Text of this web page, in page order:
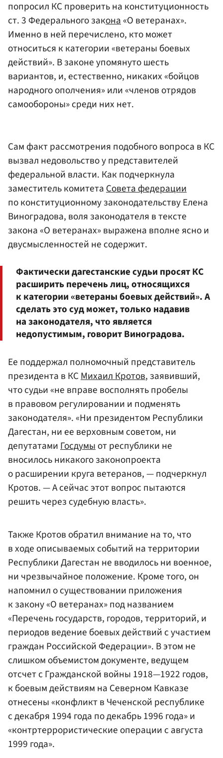
попросил КС проверить на конституционность
ст. 3 Федерального закона«О ветеранах».
Именно в ней перечислено, кто может
относиться к категории «ветераны боевых
действий». В законе упомянуто шесть
вариантов, и, естественно, никаких «бойцов
народного ополчения» или «членов отрядов
самообороны» среди них нет.
Сам факт рассмотрения подобного вопроса в КС
вызвал недовольство у представителей
федеральной власти. Как подчеркнула
заместитель комитетаСовета федерации
по конституционному законодательству Елена
Виноградова, воля законодателя в тексте
закона «О ветеранах» выражена вполне ясно и
двусмысленностей не содержит.
Фактически дагестанские судьи просят КС
расширить перечень лиц, относящихся
к категории «ветераны боевых действий». А
сделать это суд может, только надавив
на законодателя, что является
недопустимым, говорит Виноградова.
Ее поддержал полномочный представитель
президента в КСМихаил Кротов, заявивший,
что судьи «не вправе восполнять пробелы
в правовом регулировании и подменять
законодателя». «Ни президентом Республики
Дагестан, ни ее верховным советом, ни
депутатамиГосдумыот республики не
вносилось никакого законопроекта
о расширении круга ветеранов, — подчеркнул
Кротов. — А сейчас этот вопрос пытаются
решить через судебную власть».
Также Кротов обратил внимание на то, что
в ходе описываемых событий на территории
Республики Дагестан не вводилось ни военное,
ни чрезвычайное положение. Кроме того, он
напомнил о существовании приложения
к закону «О ветеранах» под названием
«Перечень государств, городов, территорий, и
периодов ведение боевых действий с участием
граждан Российской Федерации». В этом не
слишком объемистом документе, ведущем
отсчет с Гражданской войны 1918—1922 годов,
к боевым действиям на Северном Кавказе
отнесены «конфликт в Чеченской республике
с декабря 1994 года по декабрь 1996 года» и
«контртеррористические операции с августа
1999 года».